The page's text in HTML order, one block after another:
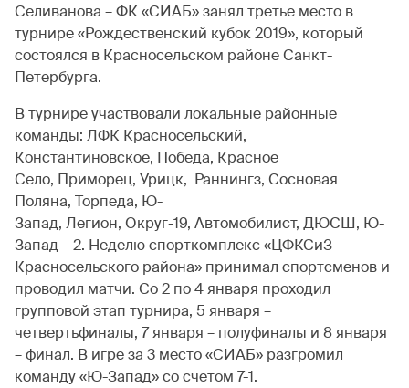
Селиванова – ФК «СИАБ» занял третье место в
турнире «Рождественский кубок 2019», который
состоялся в Красносельском районе Санкт-
Петербурга.
В турнире участвовали локальные районные
команды: ЛФК Красносельский,
Константиновское, Победа, Красное
Село, Приморец, Урицк, Раннингз, Сосновая
Поляна, Торпеда, Ю-
Запад, Легион, Округ-19, Автомобилист, ДЮСШ, Ю-
Запад – 2. Неделю спорткомплекс «ЦФКСиЗ
Красносельского района» принимал спортсменов и
проводил матчи. Со 2 по 4 января проходил
групповой этап турнира, 5 января –
четвертьфиналы, 7 января – полуфиналы и 8 января
– финал. В игре за 3 место «СИАБ» разгромил
команду «Ю-Запад» со счетом 7-1.